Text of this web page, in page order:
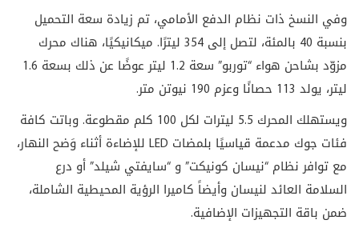
وفي النسخ ذات نظام الدفع الأمامي، تم زيادة سعة التحميل
بنسبة 40 بالمئة، لتصل إلى 354 ليترًا. ميكانيكيًا، هناك محرك
مزوّد بشاحن هواء “توربو” سعة 1.2 ليتر عوضًا عن ذلك بسعة 1.6
ليتر، يولد 113 حصانًا وعزم 190 نيوتن متر.
ويستهلك المحرك 5.5 ليترات لكل 100 كلم مقطوعة. وباتت كافة
فئات جوك مدعمة قياسيًا بلمضات LED للإضاءة أثناء وَضح النهار،
مع توافر نظام “نيسان كونيكت” و “سايفتي شيلد” أو درع
السلامة العائد لنيسان وأيضاً كاميرا الرؤية المحيطية الشاملة،
ضمن باقة التجهيزات الإضافية.